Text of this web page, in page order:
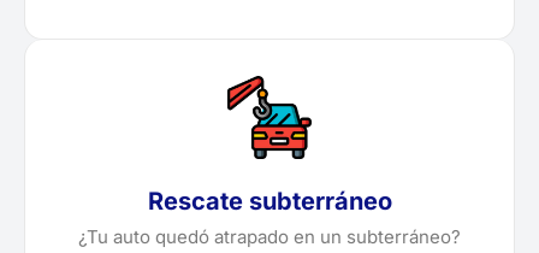
Rescate subterráneo
¿Tu auto quedó atrapado en un subterráneo?